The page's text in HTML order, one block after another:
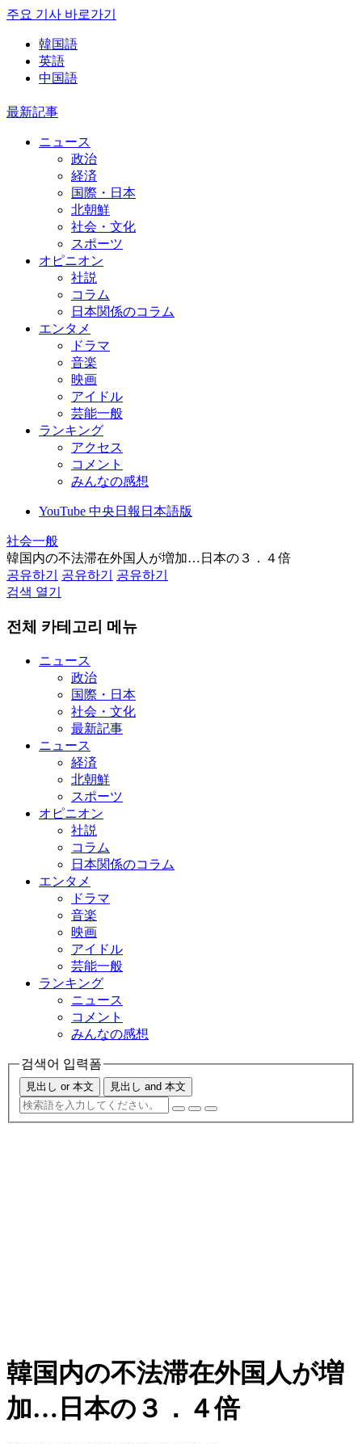
주요 기사 바로가기
韓国語
英語
中国語
最新記事
ニュース
政治
経済
国際・日本
北朝鮮
社会・文化
スポーツ
オピニオン
社説
コラム
日本関係のコラム
エンタメ
ドラマ
音楽
映画
アイドル
芸能一般
ランキング
アクセス
コメント
みんなの感想
YouTube 中央日報日本語版
社会一般
韓国内の不法滞在外国人が増加…日本の３．４倍
공유하기
공유하기
공유하기
검색 열기
전체 카테고리 메뉴
ニュース
政治
国際・日本
社会・文化
最新記事
ニュース
経済
北朝鮮
スポーツ
オピニオン
社説
コラム
日本関係のコラム
エンタメ
ドラマ
音楽
映画
アイドル
芸能一般
ランキング
ニュース
コメント
みんなの感想
검색어 입력폼
見出し or 本文 見出し and 本文
韓国内の不法滞在外国人が増
加…日本の３．４倍